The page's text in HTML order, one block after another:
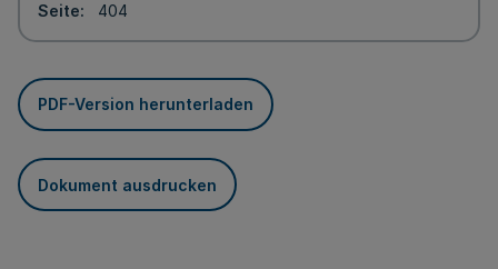
Seite
404
PDF-Version herunterladen
Dokument ausdrucken